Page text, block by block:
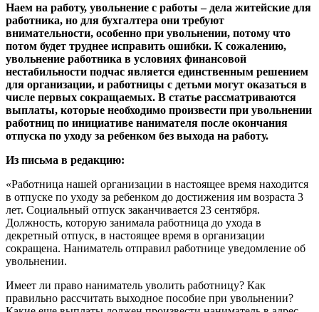
Наем на работу, увольнение с работы – дела житейские для
работника, но для бухгалтера они требуют
внимательности, особенно при увольнении, потому что
потом будет труднее исправить ошибки. К сожалению,
увольнение работника в условиях финансовой
нестабильности подчас является единственным решением
для организации, и работницы с детьми могут оказаться в
числе первых сокращаемых. В статье рассматриваются
выплаты, которые необходимо произвести при увольнении
работниц по инициативе нанимателя после окончания
отпуска по уходу за ребенком без выхода на работу.
Из письма в редакцию:
«Работница нашей организации в настоящее время находится
в отпуске по уходу за ребенком до достижения им возраста 3
лет. Социальный отпуск заканчивается 23 сентября.
Должность, которую занимала работница до ухода в
декретный отпуск, в настоящее время в организации
сокращена. Наниматель отправил работнице уведомление об
увольнении.
Имеет ли право наниматель уволить работницу? Как
правильно рассчитать выходное пособие при увольнении?